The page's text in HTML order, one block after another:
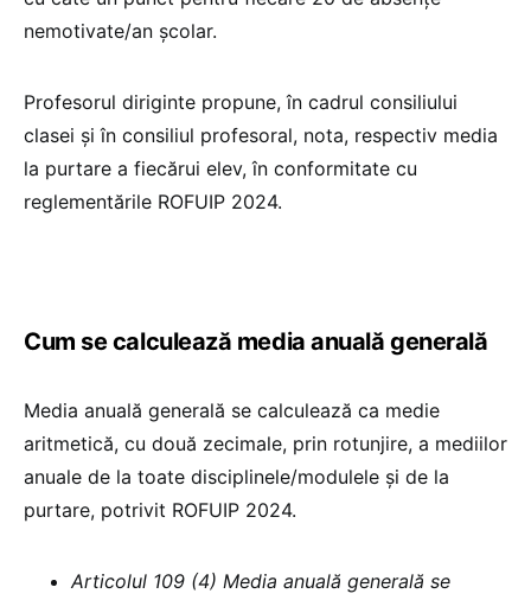
nemotivate/an școlar.
Profesorul diriginte propune, în cadrul consiliului
clasei şi în consiliul profesoral, nota, respectiv media
la purtare a fiecărui elev, în conformitate cu
reglementările ROFUIP 2024.
Cum se calculează media anuală generală
Media anuală generală se calculează ca medie
aritmetică, cu două zecimale, prin rotunjire, a mediilor
anuale de la toate disciplinele/modulele și de la
purtare, potrivit ROFUIP 2024.
Articolul 109 (4) Media anuală generală se